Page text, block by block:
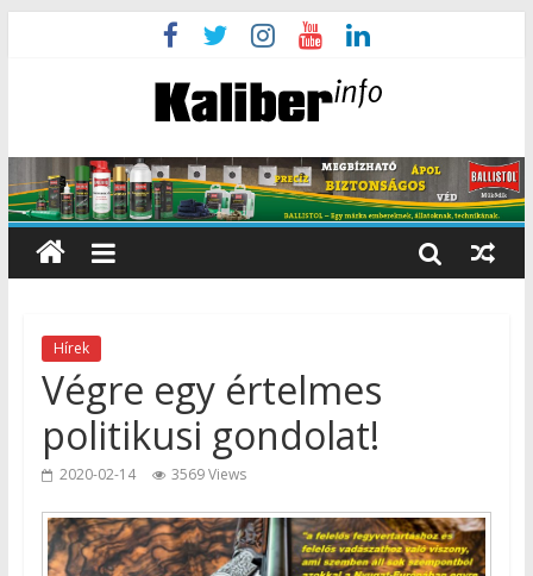
Hírek
Végre egy értelmes
politikusi gondolat!
2020-02-14 3569 Views